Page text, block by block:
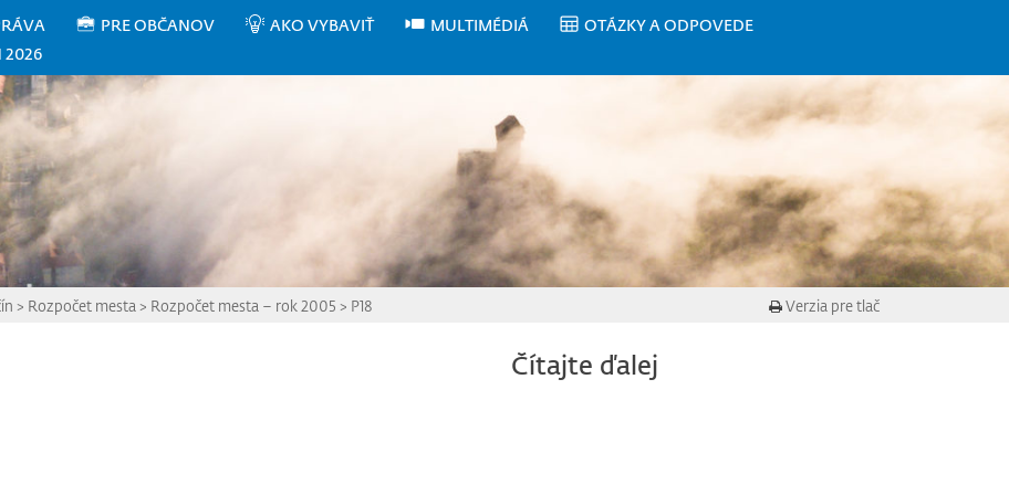
PRE OBČANOV AKO VYBAVIŤ MULTIMÉDIÁ
OTÁZKY A ODPOVEDE
2026
> Rozpočet mesta > Rozpočet mesta – rok 2005 > P18 Verzia pre tlač
Čítajte ďalej